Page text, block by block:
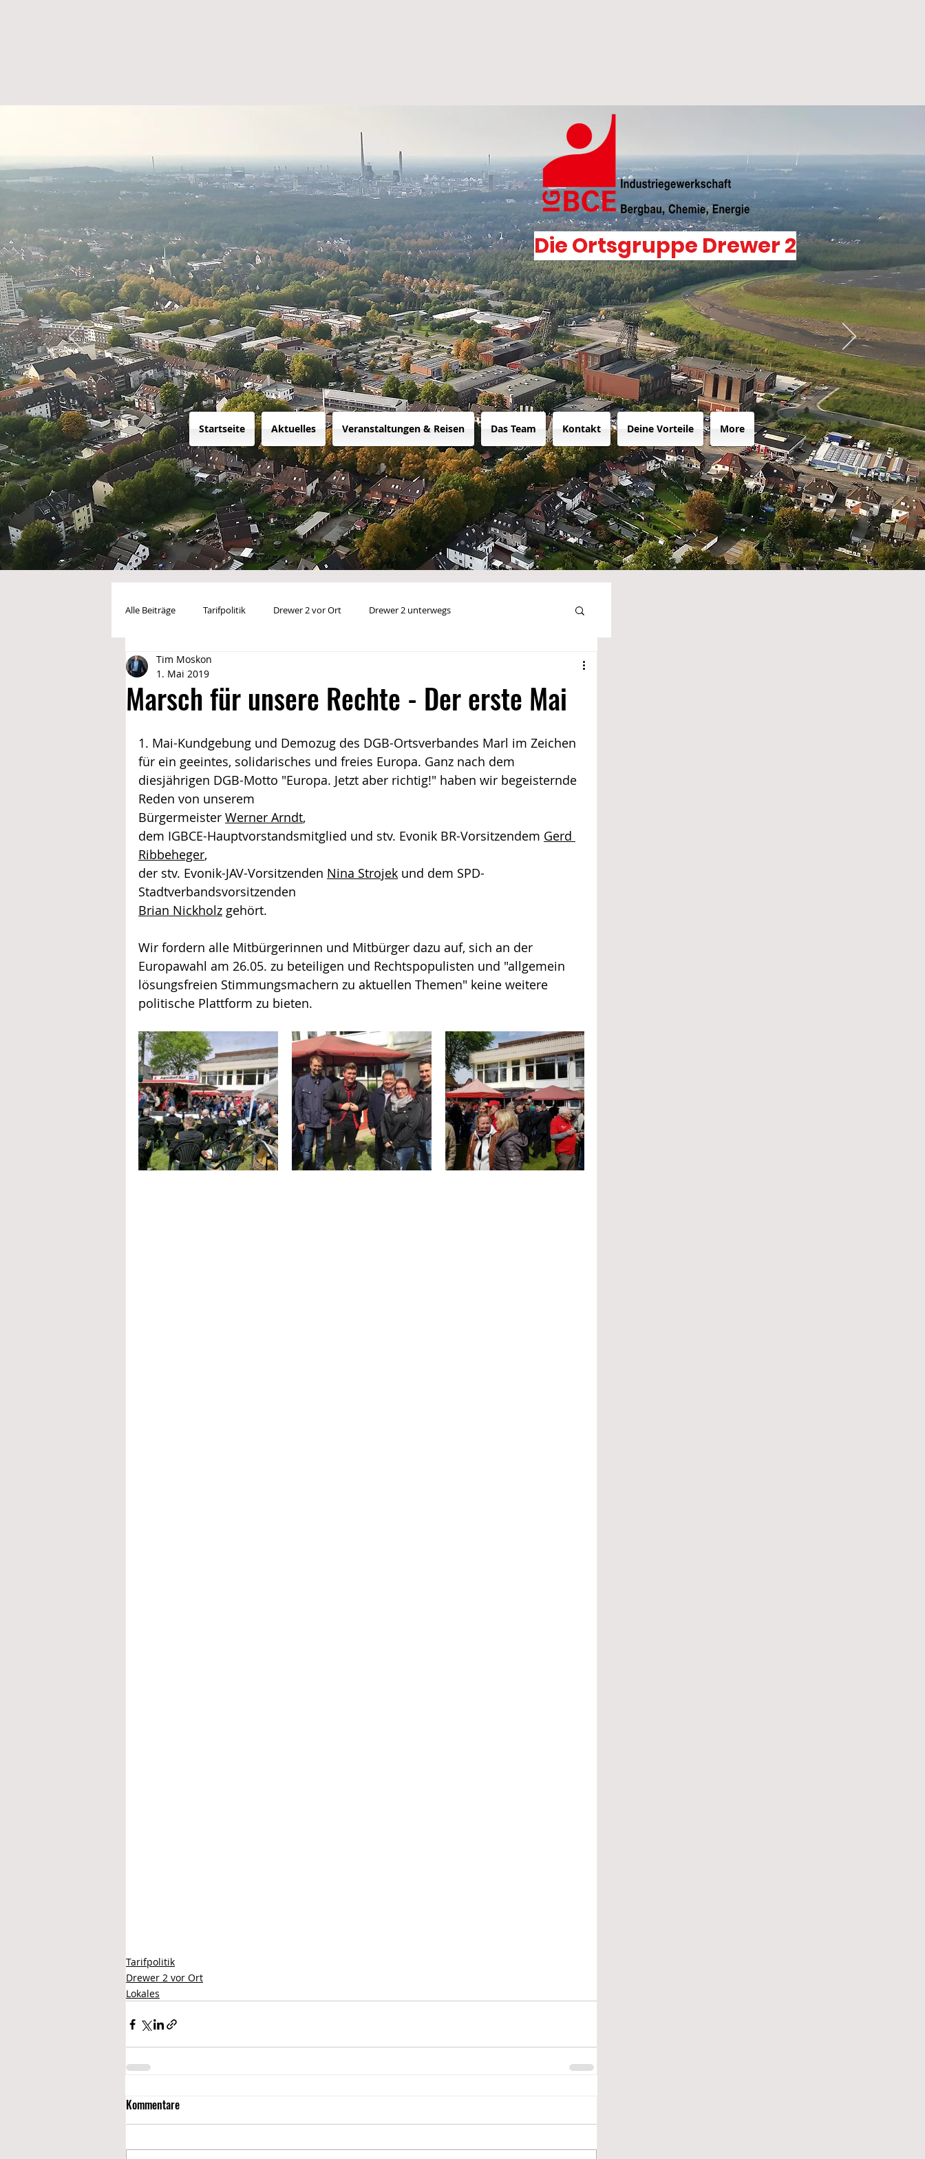
Alle Beiträge Tarifpolitik Drewer 2 vor Ort Drewer 2 unterwegs
Deine Vorteile @ IGBCE
Aktivitäten 2020 @Drewer 2
Marsch für unsere Rechte - Der erste Mai
Tim Moskon
1. Mai 2019
1. Mai-Kundgebung und Demozug des DGB-Ortsverbandes Marl im Zeichen
für ein geeintes, solidarisches und freies Europa. Ganz nach dem
diesjährigen DGB-Motto "Europa. Jetzt aber richtig!" haben wir begeisternde
Reden von unserem
Bürgermeister Werner Arndt,
dem IGBCE-Hauptvorstandsmitglied und stv. Evonik BR-Vorsitzendem Gerd
Ribbeheger,
der stv. Evonik-JAV-Vorsitzenden Nina Strojek und dem SPD-
Stadtverbandsvorsitzenden
Brian Nickholz gehört.
Wir fordern alle Mitbürgerinnen und Mitbürger dazu auf, sich an der
Europawahl am 26.05. zu beteiligen und Rechtspopulisten und "allgemein
lösungsfreien Stimmungsmachern zu aktuellen Themen" keine weitere
politische Plattform zu bieten.
Tarifpolitik
Drewer 2 vor Ort
Lokales
Kommentare
Die Ortsgruppe Drewer 2
Startseite Aktuelles Veranstaltungen & Reisen Das Team Kontakt Deine Vorteile More